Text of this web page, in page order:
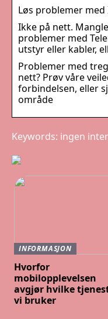
Løs problemer
Ikke på nett.
problemer med
utstyr eller kabler,
Problemer med
nett? Prøv våre
forbindelsen, eller
område
Keywords: ingen
INFORMASJON
Hvorfor
mobilopplevelsen
avgjør hvilke
vi bruker